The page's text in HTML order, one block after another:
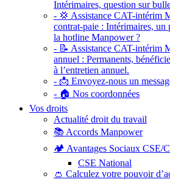
Intérimaires, question sur
- 💢 Assistance CAT-intérim
contrat-paie : Intérimaires, un
la hotline Manpower ?
- 📝 Assistance CAT-intérim
annuel : Permanents,
à l’entretien annuel.
- 📩 Envoyez-nous un
- 🏠 Nos coordonnées
Vos droits
Actualité droit du travail
📚 Accords Manpower
🏕️ Avantages Sociaux CSE/
CSE National
👛 Calculez votre pouvoir